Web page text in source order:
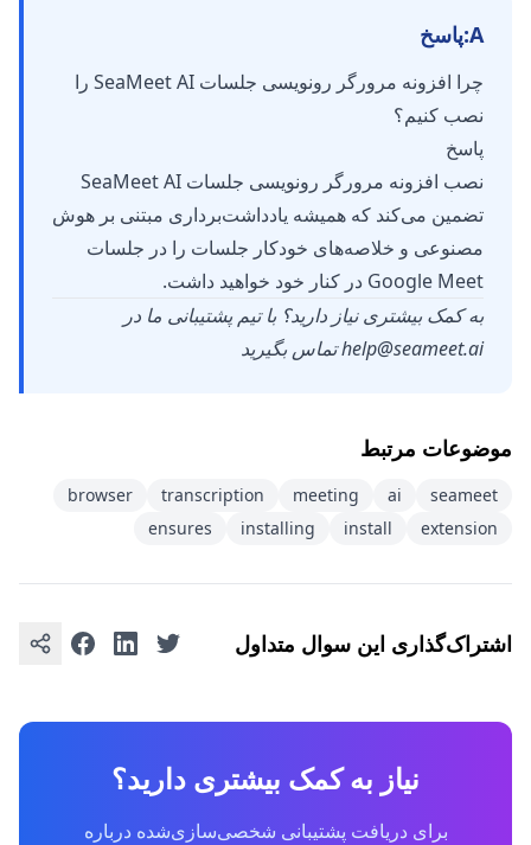
A: پاسخ
چرا افزونه مرورگر رونویسی جلسات SeaMeet AI را
نصب کنیم؟
پاسخ
نصب افزونه مرورگر رونویسی جلسات SeaMeet AI
تضمین می‌کند که همیشه یادداشت‌برداری مبتنی بر هوش
مصنوعی و خلاصه‌های خودکار جلسات را در جلسات
Google Meet در کنار خود خواهید داشت.
به کمک بیشتری نیاز دارید؟ با تیم پشتیبانی ما در
help@seameet.aiتماس بگیرید
موضوعات مرتبط
seameet
ai
meeting
transcription
browser
extension
install
installing
ensures
اشتراک‌گذاری این سوال متداول
نیاز به کمک بیشتری دارید؟
برای دریافت پشتیبانی شخصی‌سازی‌شده درباره